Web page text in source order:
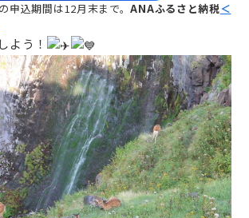
申込期間は12月末まで。ANAふるさと納税＜
よう！